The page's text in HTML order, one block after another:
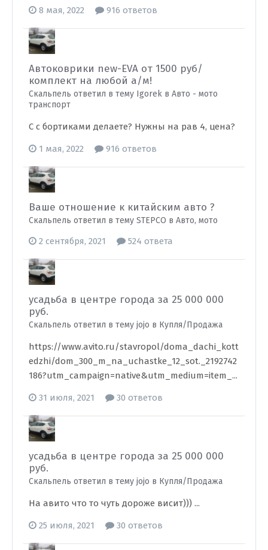
8 мая, 2022 916 ответов
Автоковрики new-EVA от 1500 руб/
комплект на любой а/м!
Скальпель ответил в тему Igorek в Авто - мото
транспорт
С с бортиками делаете? Нужны на рав 4, цена?
1 мая, 2022 916 ответов
Ваше отношение к китайским авто ?
Скальпель ответил в тему STEPCO в Авто, мото
2 сентября, 2021 524 ответа
усадьба в центре города за 25 000 000
руб.
Скальпель ответил в тему jojo в Купля/Продажа
https://www.avito.ru/stavropol/doma_dachi_kott
edzhi/dom_300_m_na_uchastke_12_sot._2192742
186?utm_campaign=native&utm_medium=item_...
31 июля, 2021 30 ответов
усадьба в центре города за 25 000 000
руб.
Скальпель ответил в тему jojo в Купля/Продажа
На авито что то чуть дороже висит))) ...
25 июля, 2021 30 ответов